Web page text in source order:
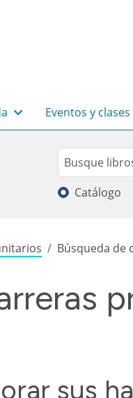
Eventos y clases
Search
Buscar
Catálogo
de Búsqueda de
sus